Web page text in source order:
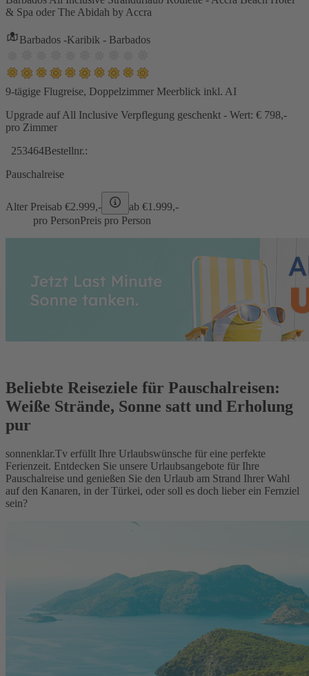
& Spa oder The Abidah by Accra
Barbados -Karibik - Barbados
9-tägige Flugreise, Doppelzimmer Meerblick inkl. AI
Upgrade auf All Inclusive Verpflegung geschenkt - Wert: € 798,-
pro Zimmer
253464Bestellnr.:
Pauschalreise
Alter Preisab €2.999,- ab €1.999,-
pro PersonPreis pro Person
Beliebte Reiseziele für Pauschalreisen:
Weiße Strände, Sonne satt und Erholung
pur
sonnenklar.Tv erfüllt Ihre Urlaubswünsche für eine perfekte
Ferienzeit. Entdecken Sie unsere Urlaubsangebote für Ihre
Pauschalreise und genießen Sie den Urlaub am Strand Ihrer Wahl
auf den Kanaren, in der Türkei, oder soll es doch lieber ein Fernziel
sein?